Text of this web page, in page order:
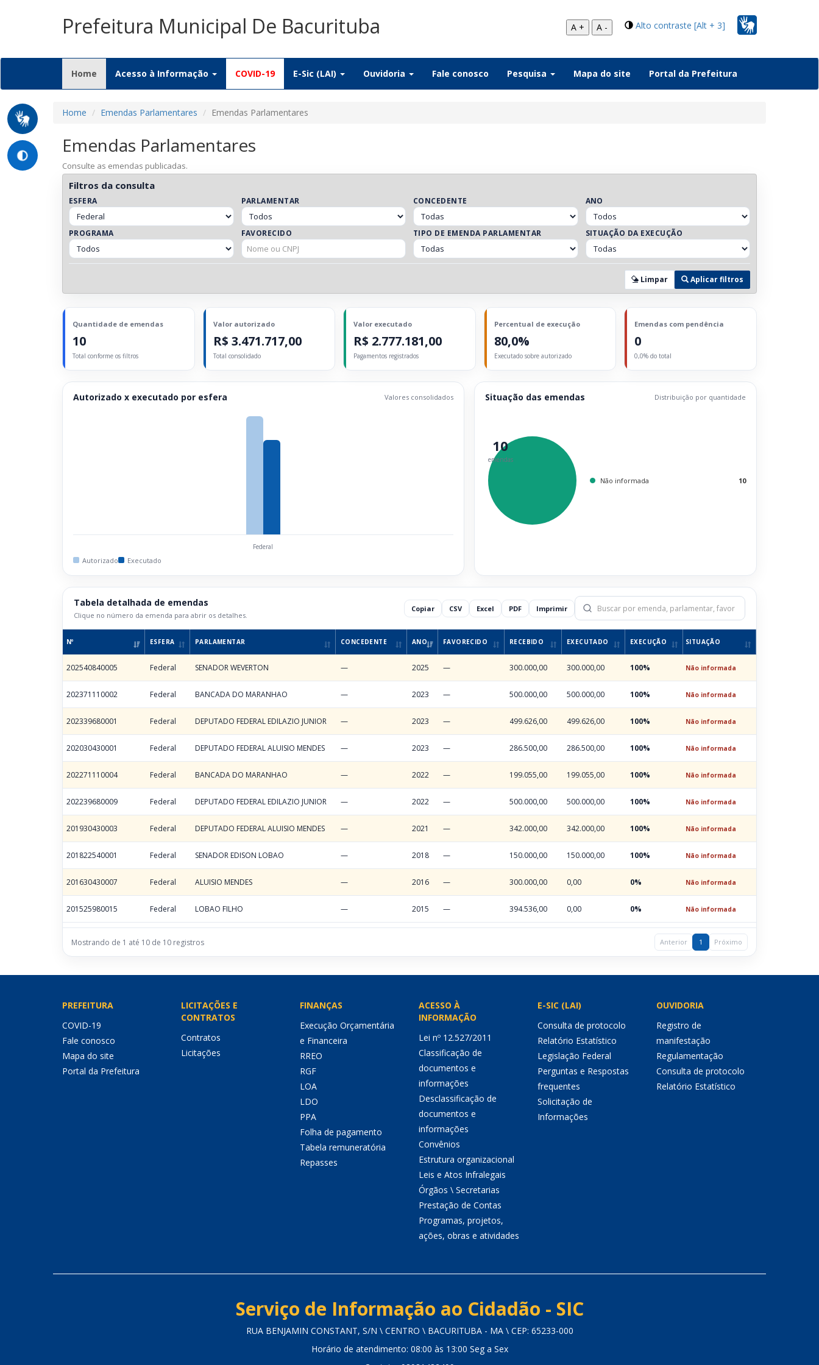
Prefeitura Municipal De Bacurituba Alto contraste [Alt + 3]
A + A -
Home (current)
Acesso à Informação COVID-19 E-Sic (LAI) Ouvidoria Fale conosco Pesquisa Mapa do site Portal da Prefeitura
Home Emendas Parlamentares Emendas Parlamentares
Emendas Parlamentares
Consulte as emendas publicadas.
Filtros da consulta
ESFERA PARLAMENTAR CONCEDENTE ANO
PROGRAMA FAVORECIDO TIPO DE EMENDA PARLAMENTAR SITUAÇÃO DA EXECUÇÃO
Limpar Aplicar filtros
Quantidade de emendas
10
Total conforme os filtros
Valor autorizado
R$ 3.471.717,00
Total consolidado
Valor executado
R$ 2.777.181,00
Pagamentos registrados
Percentual de execução
80,0%
Executado sobre autorizado
Emendas com pendência
0
0,0% do total
Autorizado x executado por esfera Valores consolidados
Federal
Autorizado Executado
Situação das emendas Distribuição por quantidade
10
emendas
Não informada 10
Tabela detalhada de emendas
Clique no número da emenda para abrir os detalhes.
Copiar CSV Excel PDF Imprimir
Nº ESFERA PARLAMENTAR CONCEDENTE ANO FAVORECIDO RECEBIDO EXECUTADO EXECUÇÃO SITUAÇÃO
202540840005 Federal SENADOR WEVERTON — 2025 — 300.000,00 300.000,00 100% Não informada
202371110002 Federal BANCADA DO MARANHAO — 2023 — 500.000,00 500.000,00 100% Não informada
202339680001 Federal DEPUTADO FEDERAL EDILAZIO JUNIOR — 2023 — 499.626,00 499.626,00 100% Não informada
202030430001 Federal DEPUTADO FEDERAL ALUISIO MENDES — 2023 — 286.500,00 286.500,00 100% Não informada
202271110004 Federal BANCADA DO MARANHAO — 2022 — 199.055,00 199.055,00 100% Não informada
202239680009 Federal DEPUTADO FEDERAL EDILAZIO JUNIOR — 2022 — 500.000,00 500.000,00 100% Não informada
201930430003 Federal DEPUTADO FEDERAL ALUISIO MENDES — 2021 — 342.000,00 342.000,00 100% Não informada
201822540001 Federal SENADOR EDISON LOBAO — 2018 — 150.000,00 150.000,00 100% Não informada
201630430007 Federal ALUISIO MENDES — 2016 — 300.000,00 0,00 0% Não informada
201525980015 Federal LOBAO FILHO — 2015 — 394.536,00 0,00 0% Não informada
Mostrando de 1 até 10 de 10 registros Anterior 1 Próximo
PREFEITURA
COVID-19
Fale conosco
Mapa do site
Portal da Prefeitura
LICITAÇÕES E
CONTRATOS
Contratos
Licitações
FINANÇAS
Execução Orçamentária
e Financeira
RREO
RGF
LOA
LDO
PPA
Folha de pagamento
Tabela remuneratória
Repasses
ACESSO À
INFORMAÇÃO
Lei nº 12.527/2011
Classificação de
documentos e
informações
Desclassificação de
documentos e
informações
Convênios
Estrutura organizacional
Leis e Atos Infralegais
Órgãos \ Secretarias
Prestação de Contas
Programas, projetos,
ações, obras e atividades
E-SIC (LAI)
Consulta de protocolo
Relatório Estatístico
Legislação Federal
Perguntas e Respostas
frequentes
Solicitação de
Informações
OUVIDORIA
Registro de
manifestação
Regulamentação
Consulta de protocolo
Relatório Estatístico
Serviço de Informação ao Cidadão - SIC
RUA BENJAMIN CONSTANT, S/N \ CENTRO \ BACURITUBA - MA \ CEP: 65233-000
Horário de atendimento: 08:00 às 13:00 Seg a Sex